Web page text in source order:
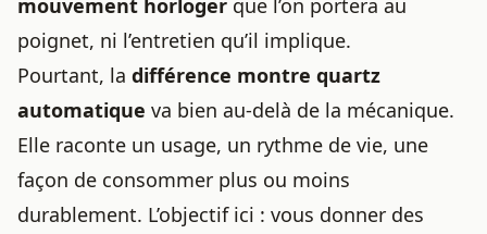
poignet, ni l’entretien qu’il implique.
Pourtant, la différence montre quartz
automatique va bien au-delà de la mécanique.
Elle raconte un usage, un rythme de vie, une
façon de consommer plus ou moins
durablement. L’objectif ici : vous donner des